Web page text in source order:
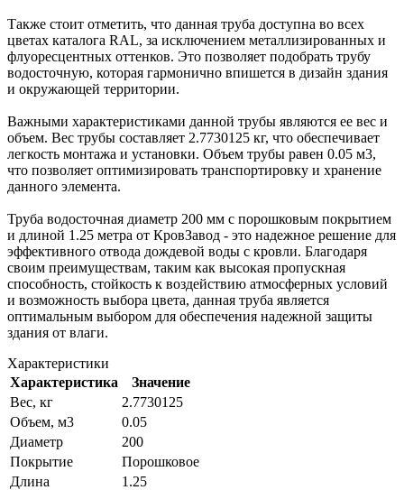
Также стоит отметить, что данная труба доступна во всех
цветах каталога RAL, за исключением металлизированных и
флуоресцентных оттенков. Это позволяет подобрать трубу
водосточную, которая гармонично впишется в дизайн здания
и окружающей территории.
Важными характеристиками данной трубы являются ее вес и
объем. Вес трубы составляет 2.7730125 кг, что обеспечивает
легкость монтажа и установки. Объем трубы равен 0.05 м3,
что позволяет оптимизировать транспортировку и хранение
данного элемента.
Труба водосточная диаметр 200 мм с порошковым покрытием
и длиной 1.25 метра от КровЗавод - это надежное решение для
эффективного отвода дождевой воды с кровли. Благодаря
своим преимуществам, таким как высокая пропускная
способность, стойкость к воздействию атмосферных условий
и возможность выбора цвета, данная труба является
оптимальным выбором для обеспечения надежной защиты
здания от влаги.
Характеристики
Характеристика
Значение
Вес, кг
2.7730125
Объем, м3
0.05
Диаметр
200
Покрытие
Порошковое
Длина
1.25